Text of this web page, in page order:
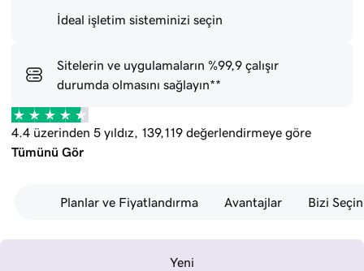
İdeal işletim sisteminizi seçin
Sitelerin ve uygulamaların %99,9 çalışır
durumda olmasını sağlayın**
4.4 üzerinden 5 yıldız, 139,119 değerlendirmeye göre
Tümünü Gör
Planlar ve Fiyatlandırma Avantajlar Bizi Seçin
Yeni